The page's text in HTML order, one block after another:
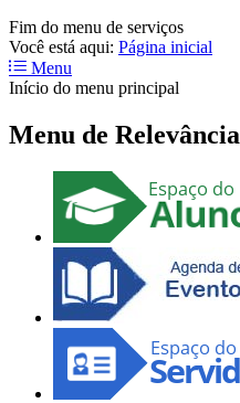
Fim do menu de serviços
Você está aqui: Página inicial
Menu
Início do menu principal
Menu de Relevância